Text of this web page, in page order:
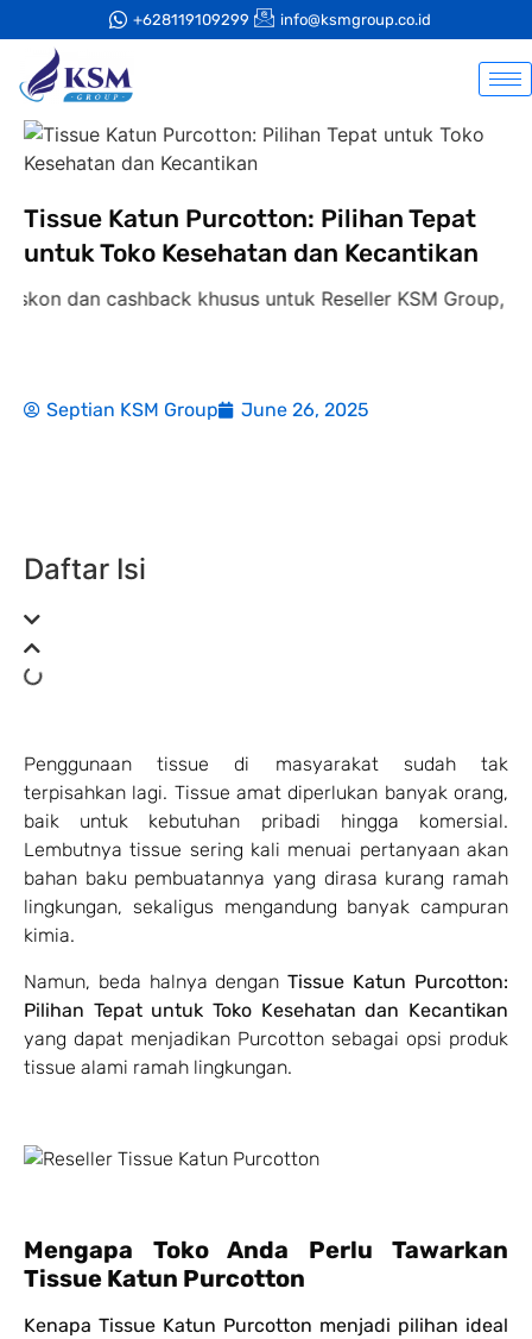
+628119109299 info@ksmgroup.co.id
Tissue Katun Purcotton: Pilihan Tepat
untuk Toko Kesehatan dan Kecantikan
cashback khusus untuk Reseller KSM Group, diskon
Septian KSM Group June 26, 2025
Daftar Isi
Penggunaan tissue di masyarakat sudah tak
terpisahkan lagi. Tissue amat diperlukan banyak orang,
baik untuk kebutuhan pribadi hingga komersial.
Lembutnya tissue sering kali menuai pertanyaan akan
bahan baku pembuatannya yang dirasa kurang ramah
lingkungan, sekaligus mengandung banyak campuran
kimia.
Namun, beda halnya denganTissue Katun Purcotton:
Pilihan Tepat untuk Toko Kesehatan dan Kecantikan
yang dapat menjadikan Purcotton sebagai opsi produk
tissue alami ramah lingkungan.
Mengapa Toko Anda Perlu Tawarkan
Tissue Katun Purcotton
Kenapa Tissue Katun Purcotton menjadi pilihan ideal